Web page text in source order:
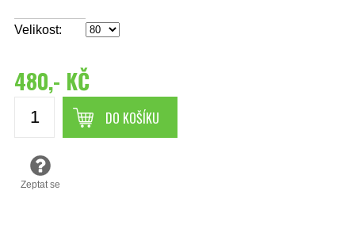
Velikost:
480,- KČ
DO KOŠÍKU
Zeptat se